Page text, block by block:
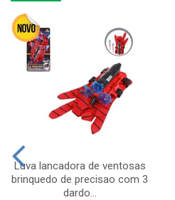
Luva lancadora de ventosas
brinquedo de precisao com 3
dardo...